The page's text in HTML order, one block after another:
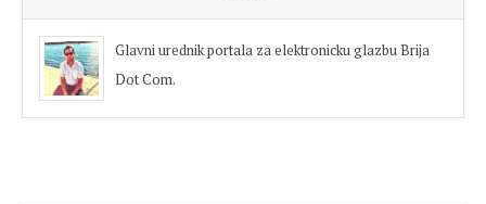
Glavni urednik portala za elektronicku glazbu Brija
Dot Com.